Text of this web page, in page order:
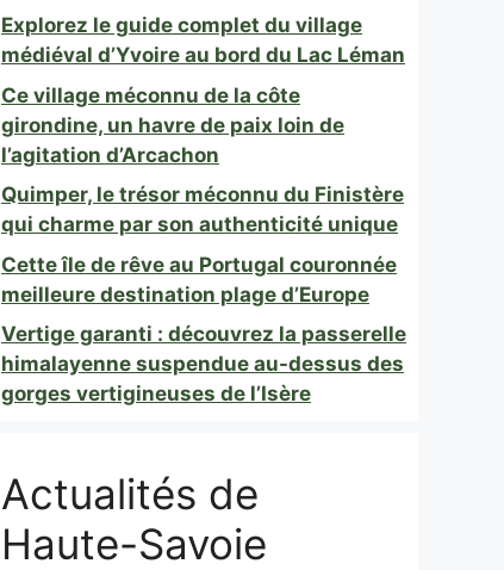
Explorez le guide complet du village
médiéval d’Yvoire au bord du Lac Léman
Ce village méconnu de la côte
girondine, un havre de paix loin de
l’agitation d’Arcachon
Quimper, le trésor méconnu du Finistère
qui charme par son authenticité unique
Cette île de rêve au Portugal couronnée
meilleure destination plage d’Europe
Vertige garanti : découvrez la passerelle
himalayenne suspendue au-dessus des
gorges vertigineuses de l’Isère
Actualités de
Haute-Savoie